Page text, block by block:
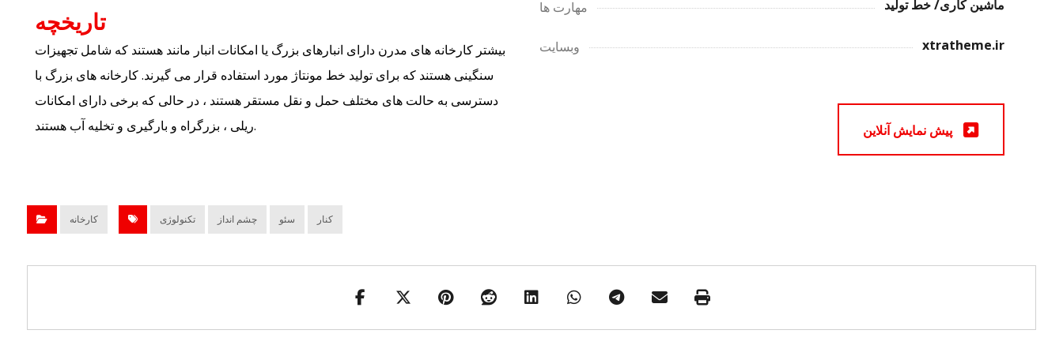
تاریخچه
بیشتر کارخانه های مدرن دارای انبارهای بزرگ یا امکانات انبار مانند هستند که شامل تجهیزات
سنگینی هستند که برای تولید خط مونتاژ مورد استفاده قرار می گیرند. کارخانه های بزرگ با
دسترسی به حالت های مختلف حمل و نقل مستقر هستند ، در حالی که برخی دارای امکانات
ریلی ، بزرگراه و بارگیری و تخلیه آب هستند.
مهارت ها ماشین کاری/ خط تولید
وبسایت xtratheme.ir
کارخانه تکنولوژی چشم انداز سئو کنار